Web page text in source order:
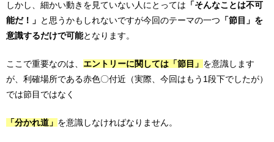
しかし、細かい動きを見ていない人にとっては 「そんなことは不可
能だ！」
と思うかもしれないですが今回のテーマの一つ 「節目」を
意識するだけで可能となります。
ここで重要なのは、 エントリーに関しては「節目」 を意識します
が、利確場所である赤色〇付近（実際、今回はもう1段下でしたが）
では節目ではなく
「分かれ道」 を意識しなければなりません。